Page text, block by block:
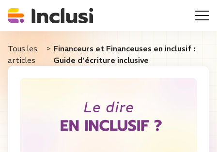
Tous les
articles
> Financeurs et Financeuses en inclusif :
Guide d'écriture inclusive